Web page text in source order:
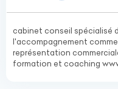
cabinet conseil spécialisé
l'accompagnement
représentation
formation et coaching